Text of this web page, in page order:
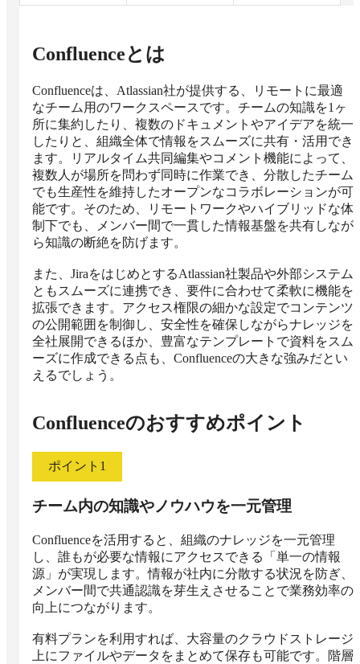
Confluenceとは
Confluenceは、Atlassian社が提供する、リモートに最適
なチーム用のワークスペースです。チームの知識を1ヶ
所に集約したり、複数のドキュメントやアイデアを統一
したりと、組織全体で情報をスムーズに共有・活用でき
ます。リアルタイム共同編集やコメント機能によって、
複数人が場所を問わず同時に作業でき、分散したチーム
でも生産性を維持したオープンなコラボレーションが可
能です。そのため、リモートワークやハイブリッドな体
制下でも、メンバー間で一貫した情報基盤を共有しなが
ら知識の断絶を防げます。
また、JiraをはじめとするAtlassian社製品や外部システム
ともスムーズに連携でき、要件に合わせて柔軟に機能を
拡張できます。アクセス権限の細かな設定でコンテンツ
の公開範囲を制御し、安全性を確保しながらナレッジを
全社展開できるほか、豊富なテンプレートで資料をスム
ーズに作成できる点も、Confluenceの大きな強みだとい
えるでしょう。
Confluenceのおすすめポイント
ポイント 1
チーム内の知識やノウハウを一元管理
Confluenceを活用すると、組織のナレッジを一元管理
し、誰もが必要な情報にアクセスできる「単一の情報
源」が実現します。情報が社内に分散する状況を防ぎ、
メンバー間で共通認識を芽生えさせることで業務効率の
向上につながります。
有料プランを利用すれば、大容量のクラウドストレージ
上にファイルやデータをまとめて保存も可能です。階層